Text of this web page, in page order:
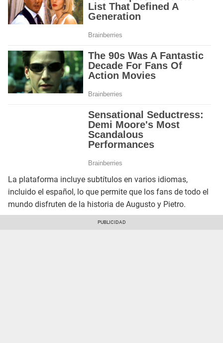
La plataforma incluye subtítulos en varios idiomas,
incluido el español, lo que permite que los fans de todo el
mundo disfruten de la historia de Augusto y Pietro.